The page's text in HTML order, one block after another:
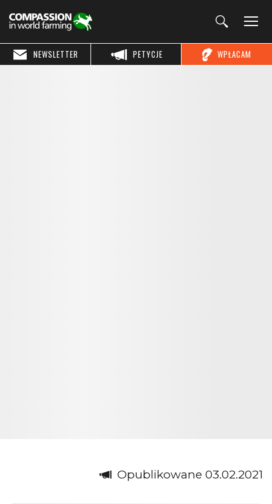
WPŁACAM
PETYCJE
NEWSLETTER
Opublikowane 03.02.2021